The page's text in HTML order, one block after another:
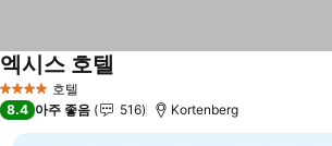
4 성급 호텔
엑시스 호텔
8.4 아주 좋음 516 Kortenberg